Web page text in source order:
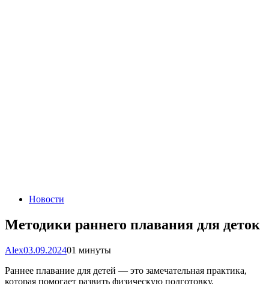
Новости
Методики раннего плавания для деток
Alex03.09.202401 минуты
Раннее плавание для детей — это замечательная практика,
которая помогает развить физическую подготовку,